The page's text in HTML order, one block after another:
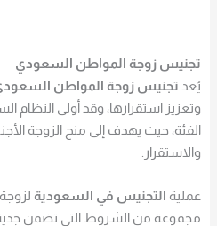
تجنيس زوجة المواطن السعودي
يُعد تجنيس زوجة المواطن
وتعزيز استقرارها، وقد أولى النظام
الفئة، حيث يهدف إلى منح الزوجة
والاستقرار.
عملية التجنيس في السعودية
مجموعة من الشروط التي تضمن جدية